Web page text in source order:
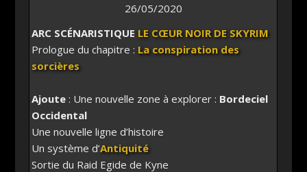
26/05/2020
ARC SCÉNARISTIQUE LE CŒUR NOIR DE SKYRIM
Prologue du chapitre : La conspiration des
sorcières
Ajoute: Une nouvelle zone à explorer : Bordeciel
Occidental
Une nouvelle ligne d’histoire
Un système d’Antiquité
Sortie du Raid Egide de Kyne